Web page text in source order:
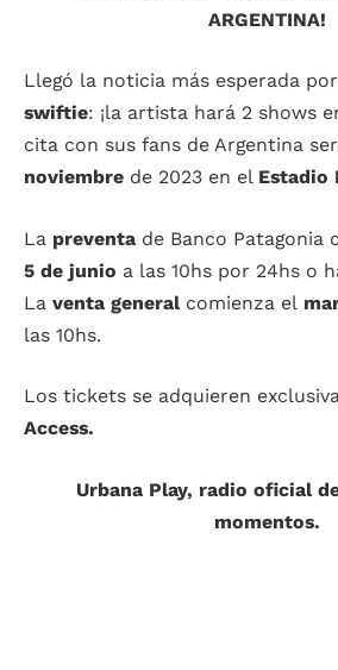
ARGENTINA!
Llegó la noticia más esperada
swiftie: ¡la artista hará 2 shows
cita con sus fans de Argentina
noviembre de 2023 en el Estadio
La preventa de Banco Patagonia
5 de junio a las 10hs por 24hs o
La venta generalcomienza el
las 10hs.
Los tickets se adquieren
Access.
Urbana Play, radio oficial
momentos.